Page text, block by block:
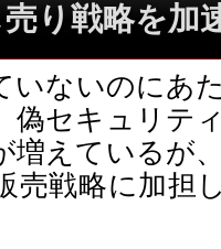
り戦略を加
いないのにあ
偽セキュリテ
増えているが
売戦略に加担